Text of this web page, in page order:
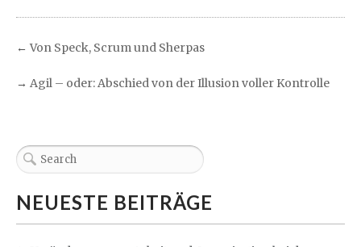
←Von Speck, Scrum und Sherpas
→ Agil – oder: Abschied von der Illusion voller Kontrolle
NEUESTE BEITRÄGE